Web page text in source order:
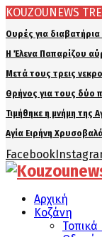
KOUZOUNEWS
Ουρές για
Η Έλενα Παπαρίζου
Μετά τους τρεις
Θρήνος για τους δύο
Τιμήθηκε η μνήμη της
Αγία Ειρήνη
Facebook
Αρχική
Κοζάνη
Τοπικά